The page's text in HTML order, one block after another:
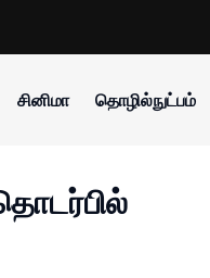
சினிமா தொழில்நுட்பம்